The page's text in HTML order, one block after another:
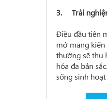
3. Trải
Điều đầu tiên
mở mang kiến
thường sẽ thu
hóa đa bản
sống sinh